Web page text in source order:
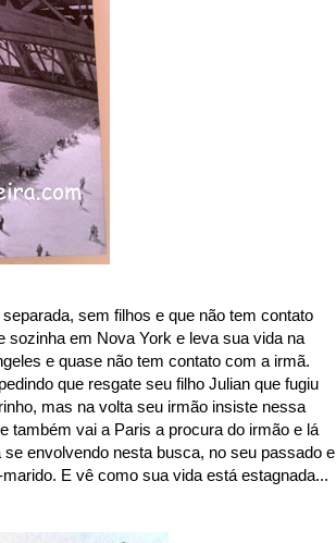
sem filhos e que não tem contato
em Nova York e leva sua vida na
e quase não tem contato com a irmã.
que resgate seu filho Julian que fugiu
mas na volta seu irmão insiste nessa
também vai a Paris a procura do irmão e lá
envolvendo nesta busca, no seu passado e
E vê como sua vida está estagnada...